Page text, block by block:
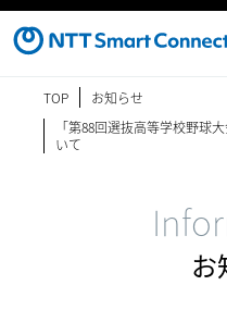
TOP
お知らせ
「第88回選抜高等学校野球
いて
お